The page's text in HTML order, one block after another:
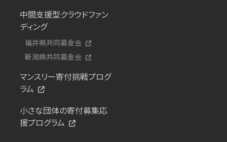
中間支援型クラウドファン
ディング
福井県共同募金会
新潟県共同募金会
マンスリー寄付挑戦プログ
ラム
小さな団体の寄付募集応
援プログラム